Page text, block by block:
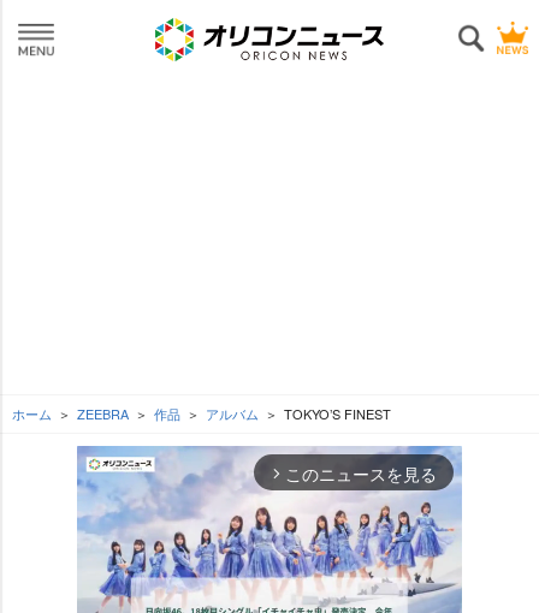
ホーム ZEEBRA 作品 アルバム TOKYO’S FINEST
arrow_forward_ios このニュースを見る